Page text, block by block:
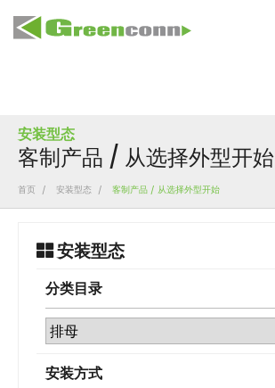
安装型态
客制产品 / 从选择外型开始
首页 安装型态 客制产品 / 从选择外型开始
安装型态
分类目录
安装方式